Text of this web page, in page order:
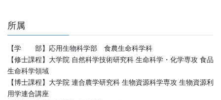
所属
【学 部】応用生物科学部 食農生命科学科
【修士課程】大学院 自然科学技術研究科 生命科学・化学専攻 食品
生命科学領域
【博士課程】大学院 連合農学研究科 生物資源科学専攻 生物資源利
用学連合講座